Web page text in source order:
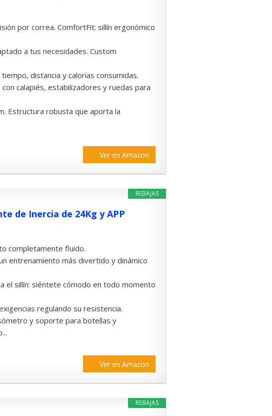
por correa. ComfortFit: sillín ergonómico
a tus necesidades. Custom
distancia y calorías consumidas.
calapiés, estabilizadores y ruedas para
Estructura robusta que aporta la
Ver en Amazon
REBAJAS
de Inercia de 24Kg y APP
completamente fluido.
entrenamiento más divertido y dinámico
el sillín: siéntete cómodo en todo momento
regulando su resistencia.
y soporte para botellas y
Ver en Amazon
REBAJAS